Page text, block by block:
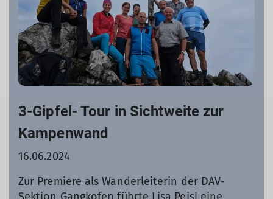
3-Gipfel- Tour in Sichtweite zur
Kampenwand
16.06.2024
Zur Premiere als Wanderleiterin der DAV-